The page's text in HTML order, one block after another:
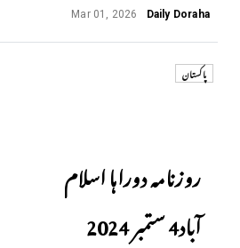
Daily Doraha
Mar 01, 2026
پاکستان
روزنامہ دوراہا اسلام
آباد4 ستمبر 2024